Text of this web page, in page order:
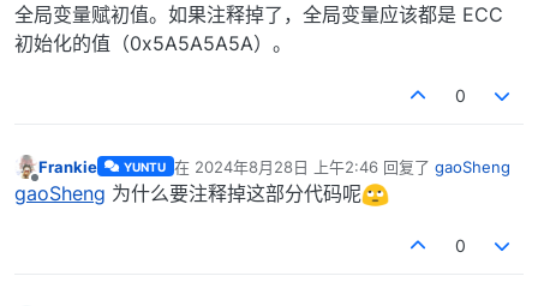
全局变量赋初值。如果注释掉了，全局变量应该都是 ECC
初始化的值（0x5A5A5A5A）。
0
离线
Frankie YUNTU 在 2024年8月28日 上午2:46回复了 gaoSheng
最后由 编辑
gaoSheng 为什么要注释掉这部分代码呢
0